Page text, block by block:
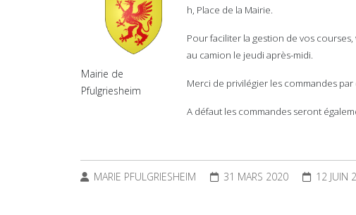
Mairie de
Pfulgriesheim
h, Place de la Mairie.
Pour faciliter la gestion de vos
au camion le jeudi après-midi.
Merci de privilégier les commandes par
A défaut les commandes seront
MARIE PFULGRIESHEIM 31 MARS 2020 12 JUIN